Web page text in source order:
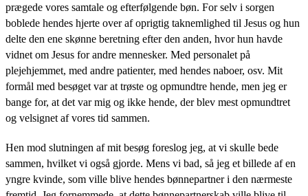
prægede vores samtale og efterfølgende bøn. For selv i sorgen
boblede hendes hjerte over af oprigtig taknemlighed til Jesus og hun
delte den ene skønne beretning efter den anden, hvor hun havde
vidnet om Jesus for andre mennesker. Med personalet på
plejehjemmet, med andre patienter, med hendes naboer, osv. Mit
formål med besøget var at trøste og opmundtre hende, men jeg er
bange for, at det var mig og ikke hende, der blev mest opmundtret
og velsignet af vores tid sammen.
Hen mod slutningen af mit besøg foreslog jeg, at vi skulle bede
sammen, hvilket vi også gjorde. Mens vi bad, så jeg et billede af en
yngre kvinde, som ville blive hendes bønnepartner i den nærmeste